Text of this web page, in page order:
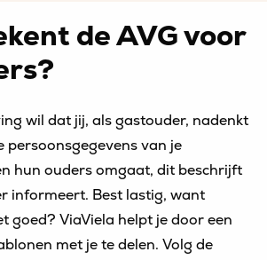
de AVG voor
wil dat jij, als gastouder, nadenkt
persoonsgegevens van je
hun ouders omgaat, dit beschrijft
informeert. Best lastig, want
goed? ViaViela helpt je door een
met je te delen. Volg de